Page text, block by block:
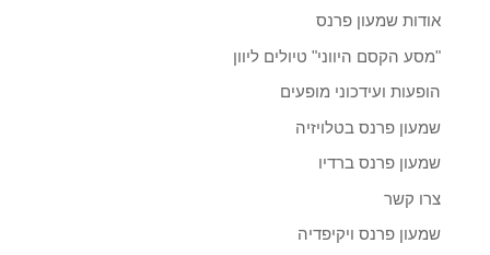
Facebook
אודות שמעון פרנס
"מסע הקסם היווני" טיולים ליוון
הופעות ועידכוני מופעים
שמעון פרנס בטלויזיה
שמעון פרנס ברדיו
צרו קשר
שמעון פרנס ויקיפדיה